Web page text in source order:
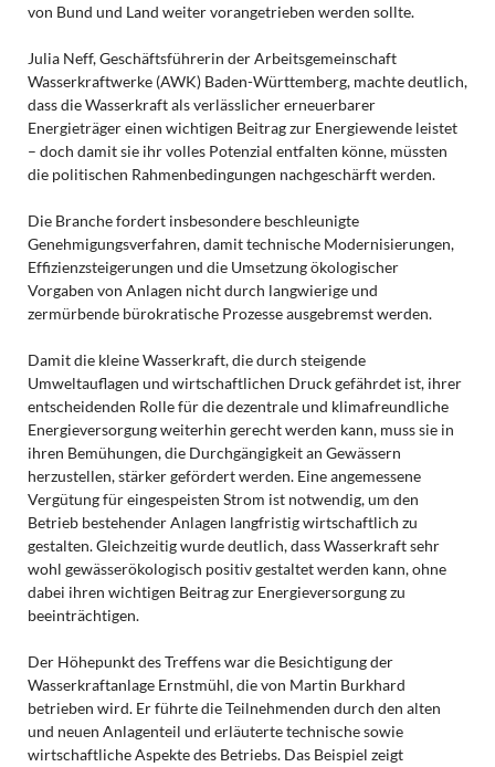
von Bund und Land weiter vorangetrieben werden sollte.
Julia Neff, Geschäftsführerin der Arbeitsgemeinschaft
Wasserkraftwerke (AWK) Baden-Württemberg, machte deutlich,
dass die Wasserkraft als verlässlicher erneuerbarer
Energieträger einen wichtigen Beitrag zur Energiewende leistet
– doch damit sie ihr volles Potenzial entfalten könne, müssten
die politischen Rahmenbedingungen nachgeschärft werden.
Die Branche fordert insbesondere beschleunigte
Genehmigungsverfahren, damit technische Modernisierungen,
Effizienzsteigerungen und die Umsetzung ökologischer
Vorgaben von Anlagen nicht durch langwierige und
zermürbende bürokratische Prozesse ausgebremst werden.
Damit die kleine Wasserkraft, die durch steigende
Umweltauflagen und wirtschaftlichen Druck gefährdet ist, ihrer
entscheidenden Rolle für die dezentrale und klimafreundliche
Energieversorgung weiterhin gerecht werden kann, muss sie in
ihren Bemühungen, die Durchgängigkeit an Gewässern
herzustellen, stärker gefördert werden. Eine angemessene
Vergütung für eingespeisten Strom ist notwendig, um den
Betrieb bestehender Anlagen langfristig wirtschaftlich zu
gestalten. Gleichzeitig wurde deutlich, dass Wasserkraft sehr
wohl gewässerökologisch positiv gestaltet werden kann, ohne
dabei ihren wichtigen Beitrag zur Energieversorgung zu
beeinträchtigen.
Der Höhepunkt des Treffens war die Besichtigung der
Wasserkraftanlage Ernstmühl, die von Martin Burkhard
betrieben wird. Er führte die Teilnehmenden durch den alten
und neuen Anlagenteil und erläuterte technische sowie
wirtschaftliche Aspekte des Betriebs. Das Beispiel zeigt